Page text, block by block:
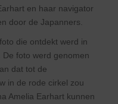
en haar navigator
door de Japanners.
die ontdekt werd in
De foto werd genomen
dat tot de
in de rode cirkel zou
Amelia Earhart kunnen